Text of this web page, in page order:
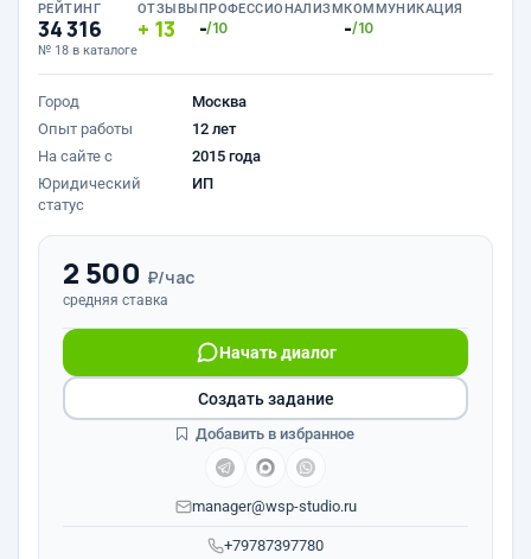
РЕЙТИНГ
34 316
№ 18 в каталоге
ОТЗЫВЫ
13
ПРОФЕССИОНАЛИЗМ
-/10
КОММУНИКАЦИЯ
-/10
Город
Москва
Опыт работы
12 лет
На сайте с
2015 года
Юридический
статус
ИП
2 500 ₽/час
средняя ставка
+79787397780
Начать диалог
manager@wsp-studio.ru
Создать задание
Добавить в избранное